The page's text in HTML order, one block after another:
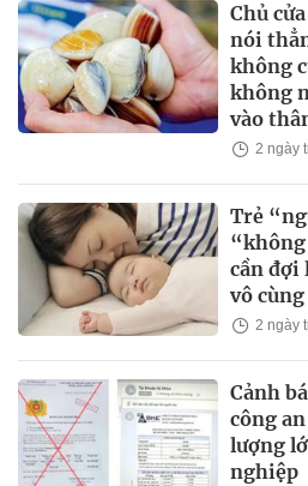
Chủ
nói
không
không
vào
2 ngày
Trẻ
“không
cần đợi
vô
2 ngày
Cảnh
công
lượng
nghiệp